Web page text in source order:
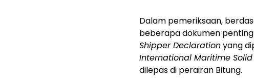
Dalam pemeriksaan,
beberapa dokumen
Shipper Declarationyang
International Maritime
dilepas di perairan Bitung.